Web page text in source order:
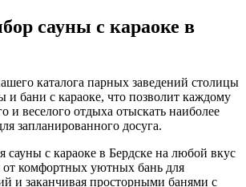
сауны с караоке в
каталога парных заведений столицы
и бани с караоке, что позволит каждому
и веселого отдыха отыскать наиболее
запланированного досуга.
сауны с караоке в Бердске на любой вкус
от комфортных уютных бань для
и заканчивая просторными банями с